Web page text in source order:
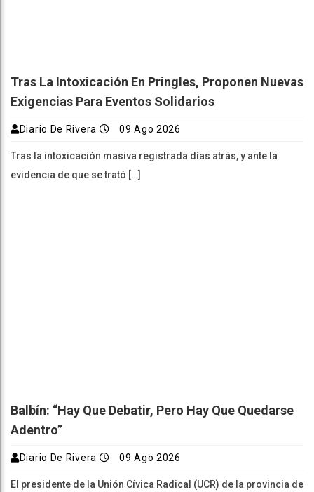
Tras La Intoxicación En Pringles, Proponen Nuevas
Exigencias Para Eventos Solidarios
Diario De Rivera 09 Ago 2026
Tras la intoxicación masiva registrada días atrás, y ante la
evidencia de que se trató […]
Balbín: “Hay Que Debatir, Pero Hay Que Quedarse
Adentro”
Diario De Rivera 09 Ago 2026
El presidente de la Unión Cívica Radical (UCR) de la provincia de